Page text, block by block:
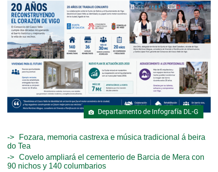
Departamento de Infografía DL-G
Fozara, memoria castrexa e música tradicional á beira
do Tea
Covelo ampliará el cementerio de Barcia de Mera con
90 nichos y 140 columbarios